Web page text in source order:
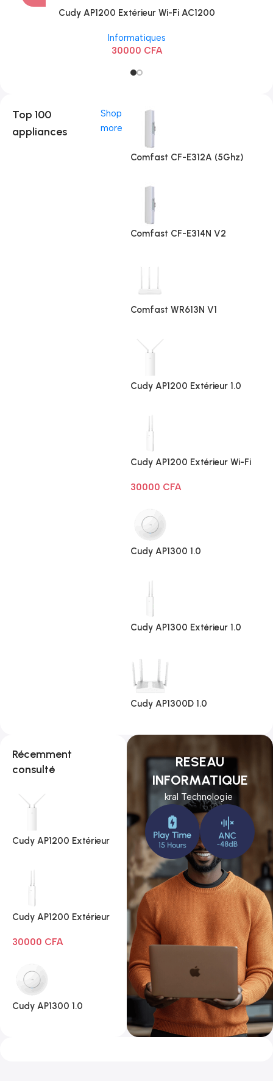
Récemment
consulté
Cudy AP1200 Extérieur
Cudy AP1200 Extérieur
30000 CFA
Cudy AP1300 1.0
RESEAU
INFORMATIQUE
kral Technologie
Cudy AP1200 Extérieur Wi-Fi AC1200
Informatiques
30000 CFA
Top 100
appliances
Shop
more
Comfast CF-E312A (5Ghz)
Comfast CF-E314N V2
Comfast WR613N V1
Cudy AP1200 Extérieur 1.0
Cudy AP1200 Extérieur Wi-Fi
30000 CFA
Cudy AP1300 1.0
Cudy AP1300 Extérieur 1.0
Cudy AP1300D 1.0